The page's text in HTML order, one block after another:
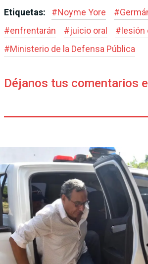
Etiquetas: #Noyme Yore #
#enfrentarán #juicio oral #
#Ministerio de la Defensa Pública
Déjanos tus comentarios